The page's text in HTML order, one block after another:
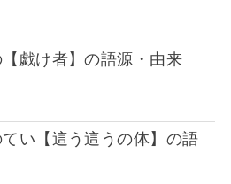
戯け者】の語源・由来
い【這う這うの体】の語